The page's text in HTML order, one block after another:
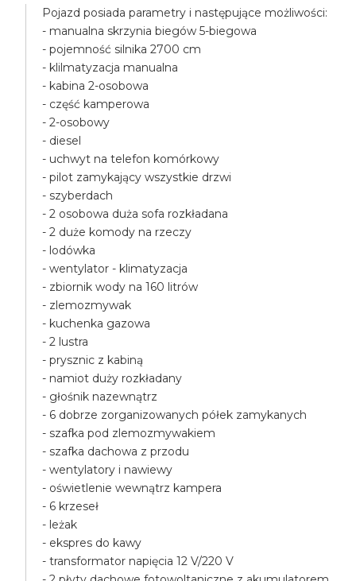
Pojazd posiada parametry i następujące możliwości:
- manualna skrzynia biegów 5-biegowa
- pojemność silnika 2700 cm
- klilmatyzacja manualna
- kabina 2-osobowa
- część kamperowa
- 2-osobowy
- diesel
- uchwyt na telefon komórkowy
- pilot zamykający wszystkie drzwi
- szyberdach
- 2 osobowa duża sofa rozkładana
- 2 duże komody na rzeczy
- lodówka
- wentylator - klimatyzacja
- zbiornik wody na 160 litrów
- zlemozmywak
- kuchenka gazowa
- 2 lustra
- prysznic z kabiną
- namiot duży rozkładany
- głośnik nazewnątrz
- 6 dobrze zorganizowanych półek zamykanych
- szafka pod zlemozmywakiem
- szafka dachowa z przodu
- wentylatory i nawiewy
- oświetlenie wewnątrz kampera
- 6 krzeseł
- leżak
- ekspres do kawy
- transformator napięcia 12 V/220 V